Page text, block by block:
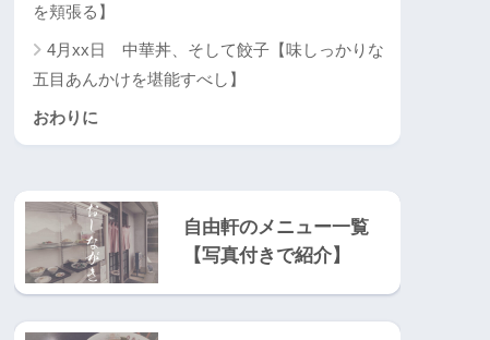
を頬張る】
4月xx日 中華丼、そして餃子【味しっかりな
五目あんかけを堪能すべし】
おわりに
自由軒のメニュー一覧
【写真付きで紹介】